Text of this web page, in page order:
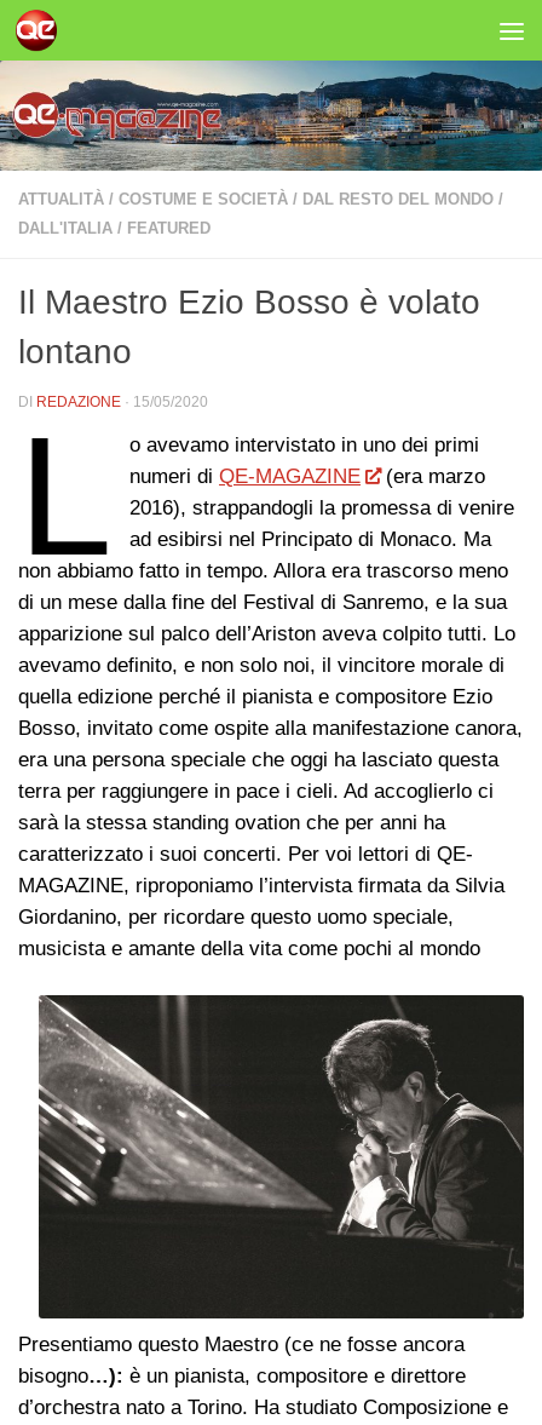
Salta al contenuto
ATTUALITÀ / COSTUME E SOCIETÀ / DAL RESTO DEL MONDO /
DALL'ITALIA / FEATURED
Il Maestro Ezio Bosso è volato
lontano
DI REDAZIONE · 15/05/2020
L
o avevamo intervistato in uno dei primi
numeri diQE-MAGAZINE
(era marzo
2016), strappandogli la promessa di venire
ad esibirsi nel Principato di Monaco. Ma
non abbiamo fatto in tempo. Allora era trascorso meno
di un mese dalla fine del Festival di Sanremo, e la sua
apparizione sul palco dell’Ariston aveva colpito tutti. Lo
avevamo definito, e non solo noi, il vincitore morale di
quella edizione perché il pianista e compositore Ezio
Bosso, invitato come ospite alla manifestazione canora,
era una persona speciale che oggi ha lasciato questa
terra per raggiungere in pace i cieli. Ad accoglierlo ci
sarà la stessa standing ovation che per anni ha
caratterizzato i suoi concerti. Per voi lettori di QE-
MAGAZINE, riproponiamo l’intervista firmata da Silvia
Giordanino, per ricordare questo uomo speciale,
musicista e amante della vita come pochi al mondo
Presentiamo questo Maestro (ce ne fosse ancora
bisogno…): è un pianista, compositore e direttore
d’orchestra nato a Torino. Ha studiato Composizione e